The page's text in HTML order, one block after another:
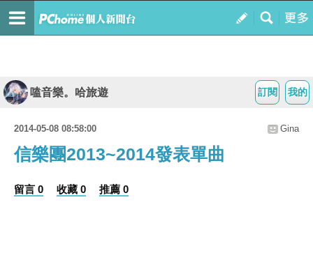
我的
訂閱
嗑音樂。哈旅遊
2014-05-08 08:58:00 Gina
信樂團2013~2014發表單曲
留言 0 收藏 0 推薦 0